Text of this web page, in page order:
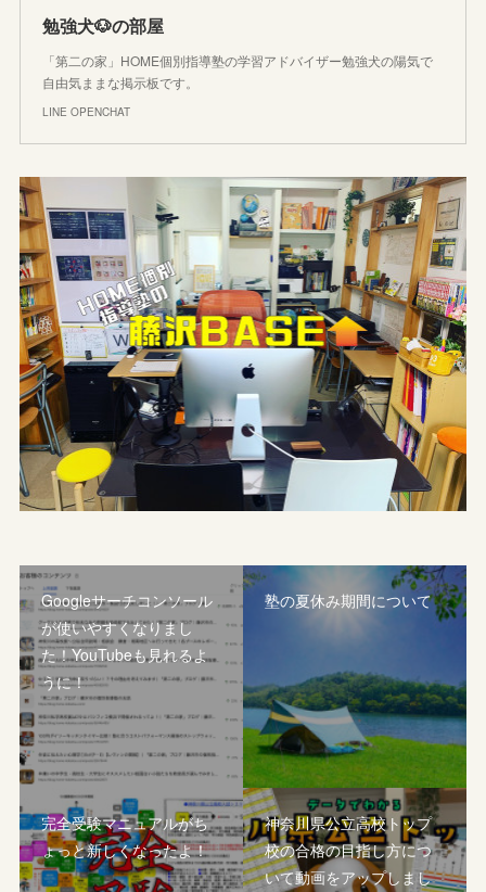
勉強犬🐶の部屋
「第二の家」HOME個別指導塾の学習アドバイザー勉強犬の陽気で
自由気ままな掲示板です。
LINE OPENCHAT
Googleサーチコンソール
が使いやすくなりまし
た！YouTubeも見れるよ
うに！
塾の夏休み期間について
完全受験マニュアルがち
ょっと新しくなったよ！
神奈川県公立高校トップ
校の合格の目指し方につ
いて動画をアップしまし